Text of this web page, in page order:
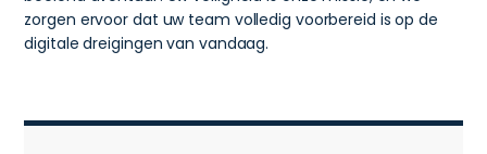
zorgen ervoor dat uw team volledig voorbereid is op de
digitale dreigingen van vandaag.